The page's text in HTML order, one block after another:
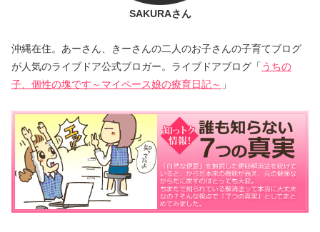
SAKURAさん
沖縄在住。あーさん、きーさんの二人のお子さんの子育てブログ
が人気のライブドア公式ブロガー。ライブドアブログ「 うちの
子、個性の塊です～マイペース娘の療育日記～ 」